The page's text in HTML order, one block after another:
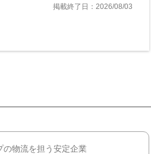
掲載終了日：2026/08/03
の物流を担う安定企業